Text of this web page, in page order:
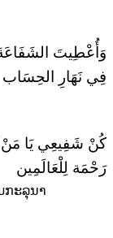
وَأُعْطِيتَ
فِي نَهَارِ الحِسَاب
كُنْ شَفِيعِي يَا
رَحْمَة لِلْعَالَمِين
ກະລຸນາ